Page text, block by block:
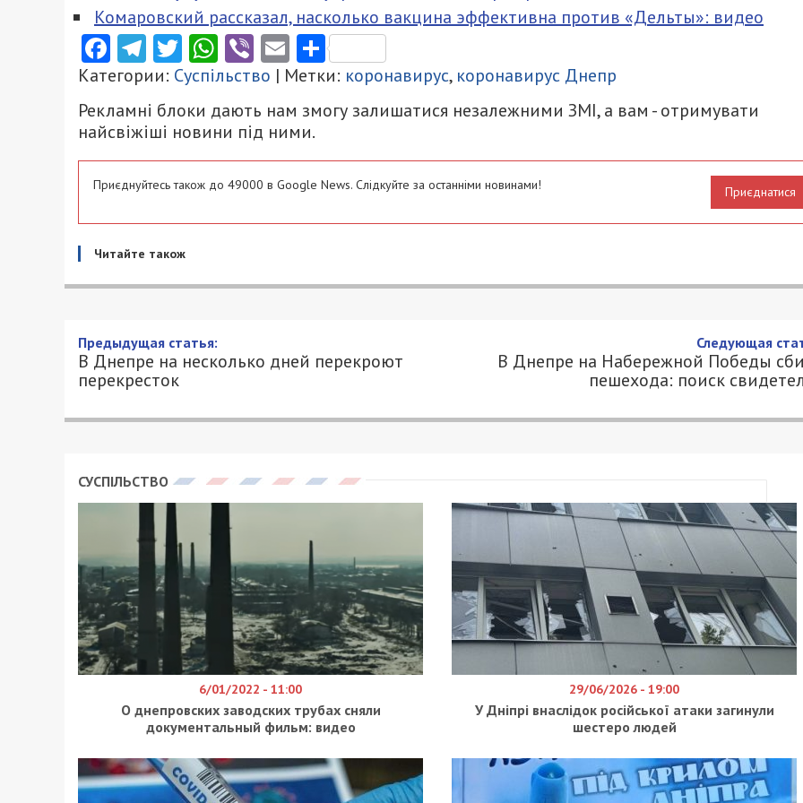
Комаровский рассказал, насколько вакцина эффективна против «Дельты»: видео
Facebook
Telegram
Twitter
WhatsApp
ViberEmailПоділитися
Категории: Суспільство | Метки: коронавирус, коронавирус Днепр
Рекламні блоки дають нам змогу залишатися незалежними ЗМІ, а вам - отримувати
найсвіжіші новини під ними.
Приєднуйтесь також до 49000 в Google News. Слідкуйте за останніми новинами! Приєднатися
Читайте також
В Днепре на несколько дней перекроют перекресток
7/07/2021 - 7:30
ЕКАТЕРИНА ШВЕЦ - СПЕЦИАЛЬНО ДЛЯ 49000.COM.UA
В Днепре в связи с проведением ремонта собираются на четыре дня перекрыть
инфраструктуры Днепровского городского совета.
С 21.00 7 июля и до 19:00 10 июля на перекрестке ул. Владимира Антоновича и бульвара
Батальона Днепр, 1, будет перекрыто движение транспорта в связи с проведением
капитального ремонта.
Напомним
, что на участке проведения работ планируют
временные дорожные знаки и ограждения с сигнальным освещением. Также обеспечат
безопасное движение для пешеходов и организуют схему объезда. После завершения
ремонтных работ обещают восстановить асфальтное покрытие.